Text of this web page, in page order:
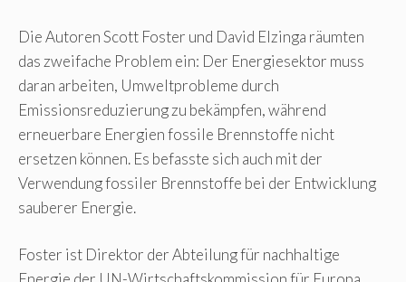
Die Autoren Scott Foster und David Elzinga räumten
das zweifache Problem ein: Der Energiesektor muss
daran arbeiten, Umweltprobleme durch
Emissionsreduzierung zu bekämpfen, während
erneuerbare Energien fossile Brennstoffe nicht
ersetzen können. Es befasste sich auch mit der
Verwendung fossiler Brennstoffe bei der Entwicklung
sauberer Energie.
Foster ist Direktor der Abteilung für nachhaltige